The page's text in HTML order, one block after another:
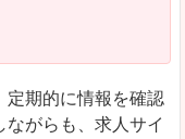
定期的に情報を確認
がらも、求人サイ